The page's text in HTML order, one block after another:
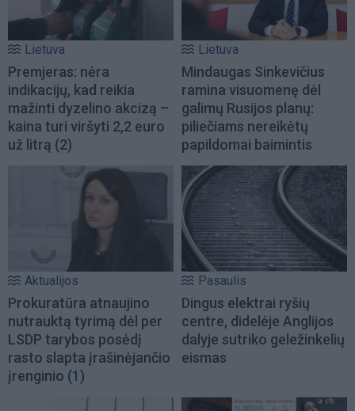
Lietuva
Premjeras: nėra
indikacijų, kad reikia
mažinti dyzelino akcizą –
kaina turi viršyti 2,2 euro
už litrą (2)
Lietuva
Mindaugas Sinkevičius
ramina visuomenę dėl
galimų Rusijos planų:
piliečiams nereikėtų
papildomai baimintis
Aktualijos
Prokuratūra atnaujino
nutrauktą tyrimą dėl per
LSDP tarybos posėdį
rasto slapta įrašinėjančio
įrenginio (1)
Pasaulis
Dingus elektrai ryšių
centre, didelėje Anglijos
dalyje sutriko geležinkelių
eismas